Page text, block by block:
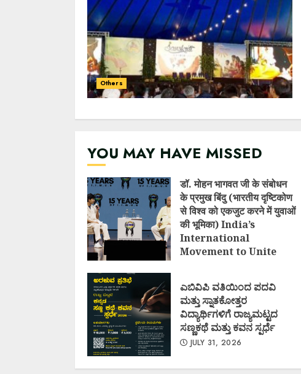
Others
YOU MAY HAVE MISSED
डॉ. मोहन भागवत जी के संबोधन
के प्रमुख बिंदु (भारतीय दृष्टिकोण
से विश्व को एकजुट करने में युवाओं
की भूमिका) India’s
International
Movement to Unite
AUGUST 7, 2026
ಎಬಿವಿಪಿ ವತಿಯಿಂದ ಪದವಿ
ಮತ್ತು ಸ್ನಾತಕೋತ್ತರ
ವಿದ್ಯಾರ್ಥಿಗಳಿಗೆ ರಾಜ್ಯಮಟ್ಟದ
ಸಣ್ಣಕಥೆ ಮತ್ತು ಕವನ ಸ್ಪರ್ಧೆ
JULY 31, 2026